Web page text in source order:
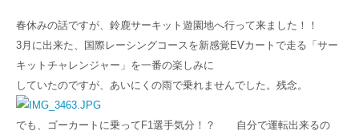
春休みの話ですが、鈴鹿サーキット遊園地へ行って来ました！！
3月に出来た、国際レーシングコースを新感覚EVカートで走る「サー
キットチャレンジャー」を一番の楽しみに
していたのですが、あいにくの雨で乗れませんでした。残念。
でも、ゴーカートに乗ってF1選手気分！？ 自分で運転出来るの